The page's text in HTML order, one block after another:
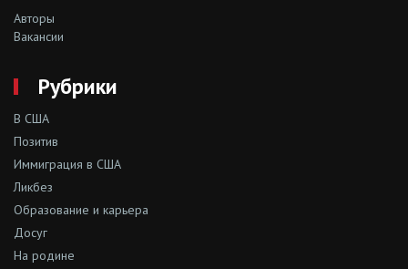
Авторы
Вакансии
Рубрики
В США
Позитив
Иммиграция в США
Ликбез
Образование и карьера
Досуг
На родине